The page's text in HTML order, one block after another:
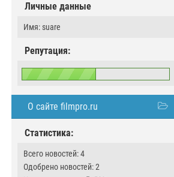
Личные данные
Имя: suare
Репутация:
О сайте filmpro.ru
Статистика:
Всего новостей: 4
Одобрено новостей: 2